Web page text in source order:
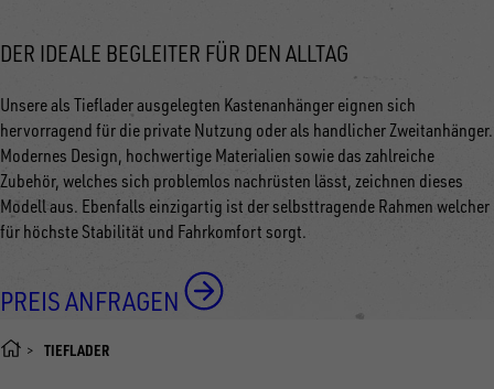
DER IDEALE BEGLEITER FÜR DEN ALLTAG
Unsere als Tieflader ausgelegten Kastenanhänger eignen sich
hervorragend für die private Nutzung oder als handlicher Zweitanhänger.
Modernes Design, hochwertige Materialien sowie das zahlreiche
Zubehör, welches sich problemlos nachrüsten lässt, zeichnen dieses
Modell aus. Ebenfalls einzigartig ist der selbsttragende Rahmen welcher
für höchste Stabilität und Fahrkomfort sorgt.
PREIS ANFRAGEN
TIEFLADER